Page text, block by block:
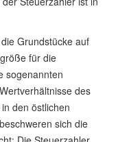
Grundstücke auf
für die
sogenannten
des
den östlichen
sich die